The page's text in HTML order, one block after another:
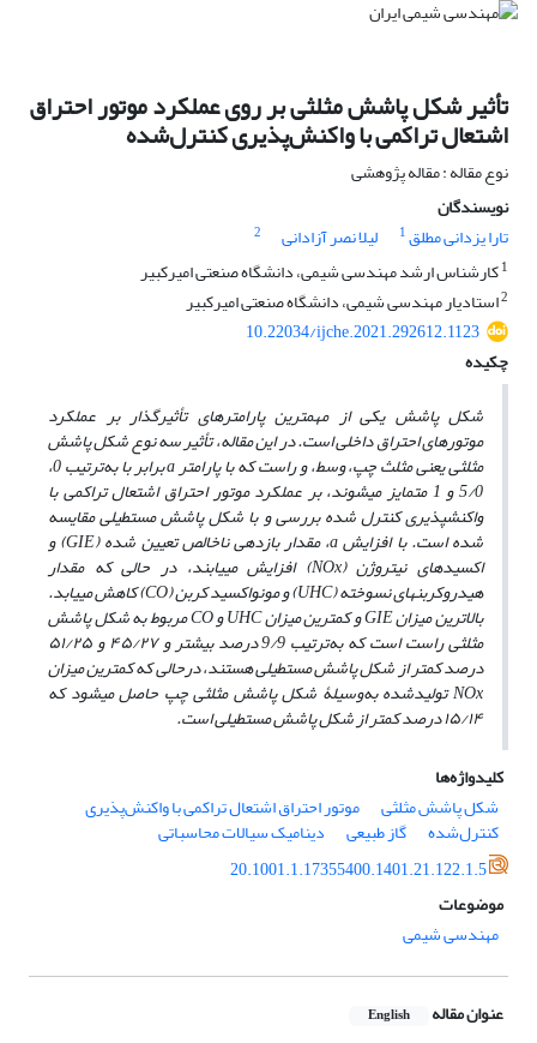
تأثیر شکل پاشش مثلثی بر روی عملکرد موتور احتراق
اشتعال تراکمی با واکنش‌پذیری کنترل‌شده
نوع مقاله : مقاله پژوهشی
نویسندگان
تارا یزدانی مطلق1 لیلا نصر آزادانی
2
1کارشناس ارشد مهندسی شیمی، دانشگاه صنعتی امیرکبیر
2استادیار مهندسی شیمی، دانشگاه صنعتی امیرکبیر
10.22034/ijche.2021.292612.1123
چکیده
شکل پاشش یکی از مهم­ترین پارامترهای تأثیرگذار بر عملکرد
موتورهای احتراق داخلی است. در این مقاله، تأثیر سه نوع شکل پاشش
مثلثی یعنی مثلث چپ، وسط، و راست که با پارامترa برابر با به‌ترتیب 0،
5/0 و 1 متمایز می­شوند، بر عملکرد موتور احتراق اشتعال تراکمی با
واکنش­پذیری کنترل ­شده بررسی و با شکل پاشش مستطیلی مقایسه
شده است. با افزایشa، مقدار بازدهی ناخالص تعیین شده (GIE) و
اکسیدهای نیتروژن (NOx) افزایش می­یابند، در حالی که مقدار
هیدروکربن­های نسوخته (UHC) و مونواکسید کربن (CO) کاهش می­یابد.
بالاترین میزانGIEو کم­ترین میزانUHCوCOمربوط به شکل پاشش
مثلثی راست است که به‌ترتیب 9/9 درصد بیشتر و ۴۵/۲۷ و ۵۱/۲۵
درصد کمتر از شکل پاشش مستطیلی هستند، درحالی که کم­ترین میزان
NOxتولیدشده به‌وسیلۀ شکل پاشش مثلثی چپ حاصل می­شود که
۱۵/۱۴ درصد کم­تر از شکل پاشش مستطیلی است.
کلیدواژه‌ها
شکل پاشش مثلثی
موتور احتراق اشتعال تراکمی با واکنش‌پذیری
کنترل‌شده گاز طبیعی
دینامیک سیالات محاسباتی
20.1001.1.17355400.1401.21.122.1.5
موضوعات
مهندسی شیمی
عنوان مقاله English